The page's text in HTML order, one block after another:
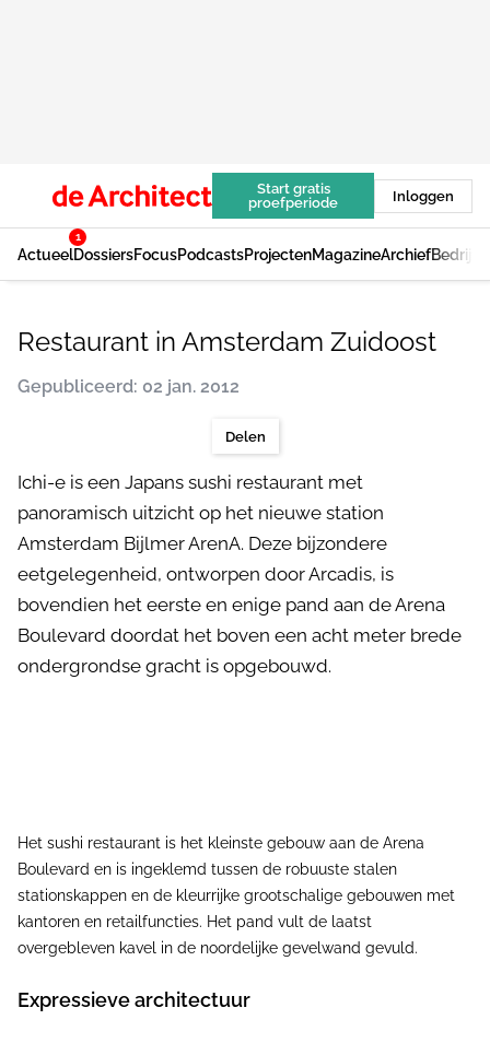
Start gratis
proefperiode
Inloggen
Actueel
1
DossiersFocusPodcastsProjectenMagazineArchief
Restaurant in Amsterdam Zuidoost
Gepubliceerd: 02 jan. 2012
Delen
Ichi-e is een Japans sushi restaurant met
panoramisch uitzicht op het nieuwe station
Amsterdam Bijlmer ArenA. Deze bijzondere
eetgelegenheid, ontworpen door Arcadis, is
bovendien het eerste en enige pand aan de Arena
Boulevard doordat het boven een acht meter brede
ondergrondse gracht is opgebouwd.
Het sushi restaurant is het kleinste gebouw aan de Arena
Boulevard en is ingeklemd tussen de robuuste stalen
stationskappen en de kleurrijke grootschalige gebouwen met
kantoren en retailfuncties. Het pand vult de laatst
overgebleven kavel in de noordelijke gevelwand gevuld.
Expressieve architectuur